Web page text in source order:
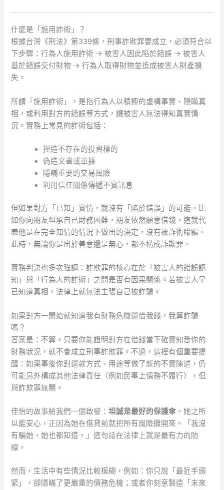
什麼是「施用詐術」？
根據台灣《刑法》第339條，刑事詐欺罪要成立，必須符合以
下步驟：行為人施用詐術 → 被害人因此陷於錯誤 → 被害人
基於錯誤交付財物 → 行為人取得財物並造成被害人財產損
失。
所謂「施用詐術」，是指行為人以積極的虛構事實、隱瞞真
相，或利用對方的錯誤等方式，讓被害人無法得知真實情
況。實務上常見的詐術包括：
捏造不存在的投資標的
偽造文書或單據
隱瞞重要的交易風險
利用信任關係傳遞不實訊息
但如果對方「已知」實情，就沒有「陷於錯誤」的可能。比
如你向朋友坦承自己財務困難，朋友依然願意借錢，這就代
表他是在完全知情的情況下做出的決定，沒有被詐術矇騙。
此時，無論你是出於善意還是無心，都不構成詐欺罪。
實務判決也多次強調：詐欺罪的核心在於「被害人的錯誤認
知」與「行為人的詐術」之間是否有因果關係。若被害人早
已知道真相，法律上就無法主張自己被詐騙。
如果對方一開始就知道我有財務危機還借我錢，我算詐騙
嗎？
答案是：不算。只要你能證明對方在借錢當下確實知悉你的
財務狀況，就不會成立刑事詐欺罪。不過，這裡有個重要提
醒：如果事後你對還款方式、用途等做了新的不實陳述，仍
可能另外構成其他法律責任（例如民事上債務不履行），但
與詐欺罪無關。
佳怡的故事給我們一個啟發：坦誠是最好的保護傘 。她之所
以能安心，正因為她在借貸前就把所有風險攤開來。「我沒
有騙她，她也都知道。」這句話在法律上就是最有力的防
線。
然而，生活中有些情況比較模糊，例如：你只說「最近手頭
緊」，卻隱瞞了更嚴重的債務危機；或者你刻意製造「未來